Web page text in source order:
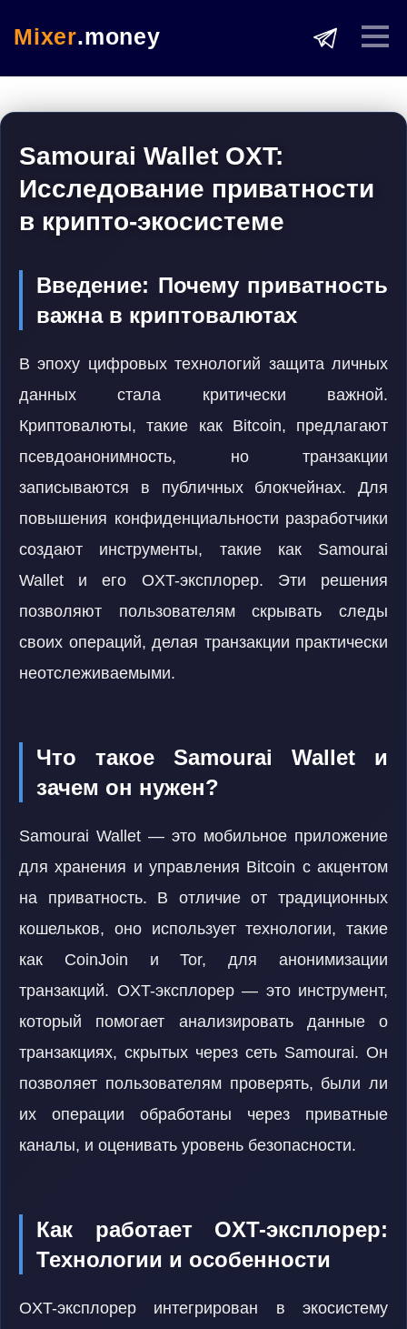
Mixer.money
Samourai Wallet OXT:
Исследование приватности
в крипто-экосистеме
Введение: Почему приватность
важна в криптовалютах
В эпоху цифровых технологий защита личных
данных стала критически важной.
Криптовалюты, такие как Bitcoin, предлагают
псевдоанонимность, но транзакции
записываются в публичных блокчейнах. Для
повышения конфиденциальности разработчики
создают инструменты, такие как Samourai
Wallet и его OXT-эксплорер. Эти решения
позволяют пользователям скрывать следы
своих операций, делая транзакции практически
неотслеживаемыми.
Что такое Samourai Wallet и
зачем он нужен?
Samourai Wallet — это мобильное приложение
для хранения и управления Bitcoin с акцентом
на приватность. В отличие от традиционных
кошельков, оно использует технологии, такие
как CoinJoin и Tor, для анонимизации
транзакций. OXT-эксплорер — это инструмент,
который помогает анализировать данные о
транзакциях, скрытых через сеть Samourai. Он
позволяет пользователям проверять, были ли
их операции обработаны через приватные
каналы, и оценивать уровень безопасности.
Как работает OXT-эксплорер:
Технологии и особенности
OXT-эксплорер интегрирован в экосистему